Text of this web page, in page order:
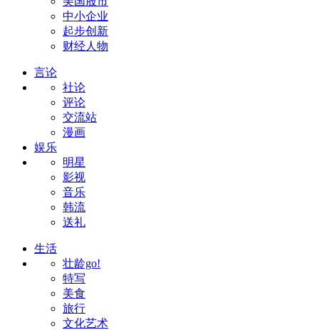
中小企业
起步创新
财经人物
言论
社论
评论
交流站
漫画
娱乐
明星
影视
音乐
韩流
送礼
生活
壮龄go!
特写
美食
旅行
文化艺术